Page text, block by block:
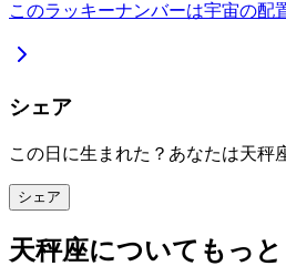
このラッキーナンバーは宇宙の配
シェア
この日に生まれた？あなたは天秤
シェア
天秤座についてもっと